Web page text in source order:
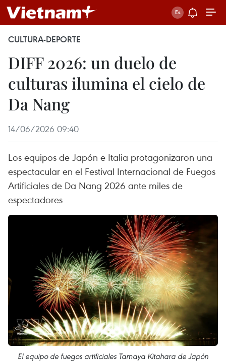
CULTURA-DEPORTE
DIFF 2026: un duelo de
culturas ilumina el cielo de
Da Nang
14/06/2026 09:40
Los equipos de Japón e Italia protagonizaron una
espectacular en el Festival Internacional de Fuegos
Artificiales de Da Nang 2026 ante miles de
espectadores
El equipo de fuegos artificiales Tamaya Kitahara de Japón